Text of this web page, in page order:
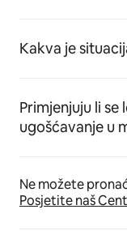
Kakva je
Primjenjuju li se
ugošćavanje u
Ne možete
Posjetite naš